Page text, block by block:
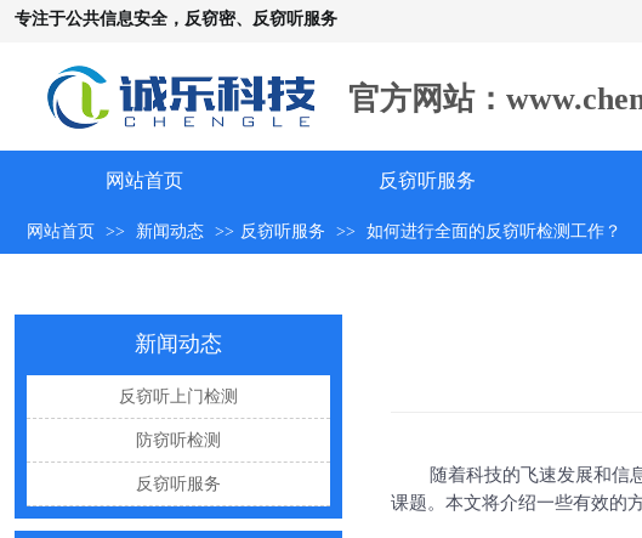
专注于公共信息安全，反窃密、反窃听服务
官方网站：
网站首页 反窃听服务
网站首页 >> 新闻动态 >> 反窃听服务 >> 如何进行全面的反窃听检测工作？
新闻动态
反窃听上门检测
防窃听检测
反窃听服务
手机远程窃听，到底是怎么发生的？
怀疑自己被窃听该怎么办？
出门在外，你还敢随手连WiFi吗
办公室哪些东西暗藏窃密风险
手机麦克风窃听，关掉权限就安全了吗？
偷拍黑产屡禁不止：藏匿点、高发场景与实用防拍指南
GPS定位器防追踪指南：从原理到排查一次讲清
随着科技的飞速发展和信
课题。本文将介绍一些有效的